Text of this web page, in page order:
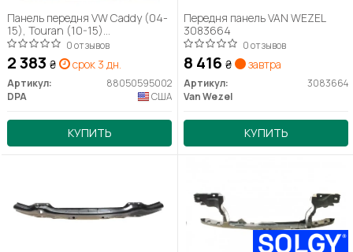
Панель передня VW Caddy (04-
15), Touran (10-15)
(88050595002) DPA
0 отзывов
2 383 ₴ срок 3 дн.
Артикул:
88050595002
DPA
США
КУПИТЬ
Передня панель VAN WEZEL
3083664
0 отзывов
8 416 ₴ завтра
Артикул:
3083664
Van Wezel
КУПИТЬ